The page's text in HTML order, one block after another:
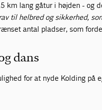
km lang gåtur i højden - og
til helbred og sikkerhed,
antal pladser, som
dans
for at nyde Kolding på